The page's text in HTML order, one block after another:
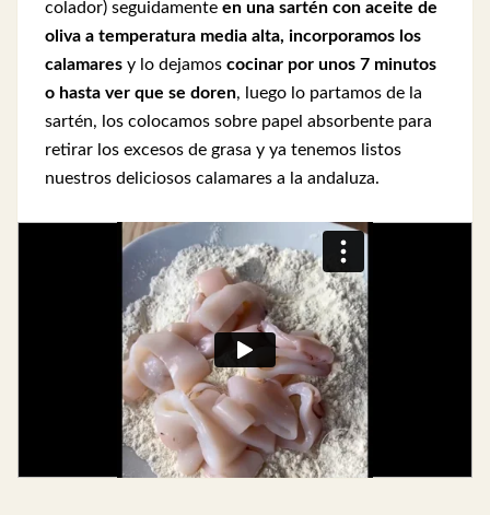
colador) seguidamente en una sartén con aceite de
oliva a temperatura media alta, incorporamos los
calamares y lo dejamos cocinar por unos 7 minutos
o hasta ver que se doren, luego lo partamos de la
sartén, los colocamos sobre papel absorbente para
retirar los excesos de grasa y ya tenemos listos
nuestros deliciosos calamares a la andaluza.